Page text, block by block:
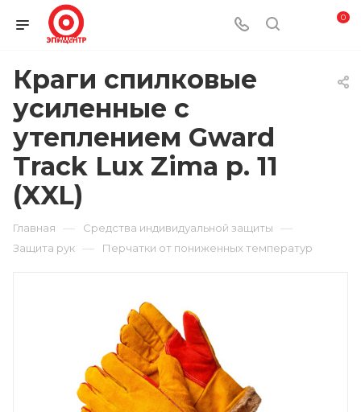
0
Краги спилковые
усиленные с
утеплением Gward
Track Lux Zima р. 11
(XXL)
Главная — Средства индивидуальной защиты —
Защита рук — Перчатки от пониженных температур